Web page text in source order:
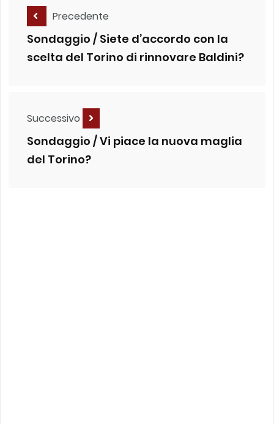
Precedente
Sondaggio / Siete d’accordo con la
scelta del Torino di rinnovare Baldini?
Successivo
Sondaggio / Vi piace la nuova maglia
del Torino?